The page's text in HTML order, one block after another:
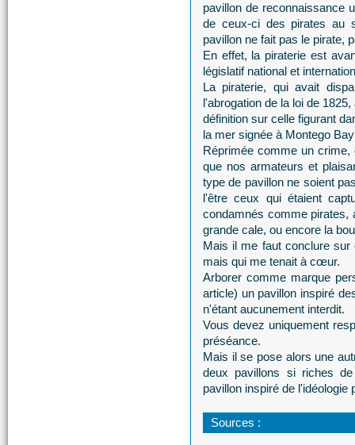
pavillon de reconnaissance
de ceux-ci des pirates au
pavillon ne fait pas le pirate,
En effet, la piraterie est
législatif national et
La piraterie, qui avait
l'abrogation de la loi de
définition sur celle figurant
la mer signée à Montego
Réprimée comme un
que nos armateurs et
type de pavillon ne soient
l'être ceux qui étaient
condamnés comme pirates,
grande cale, ou encore la
Mais il me faut conclure
mais qui me tenait à cœur.
Arborer comme marque
article) un pavillon inspiré
n'étant aucunement interdit.
Vous devez uniquement
préséance.
Mais il se pose alors une
deux pavillons si riches
pavillon inspiré de
Sources :